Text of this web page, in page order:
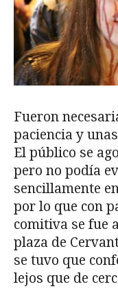
Fueron
paciencia y
El público se
pero no podía
sencillamente
por lo que con
comitiva se fue
plaza de
se tuvo que
lejos que de